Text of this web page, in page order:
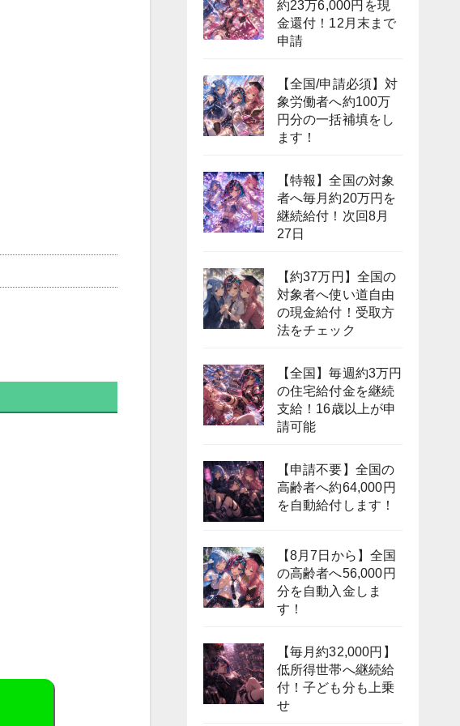
約23万6,000円を現
金還付！12月末まで
申請
【全国/申請必須】対
象労働者へ約100万
円分の一括補填をし
ます！
【特報】全国の対象
者へ毎月約20万円を
継続給付！次回8月
27日
【約37万円】全国の
対象者へ使い道自由
の現金給付！受取方
法をチェック
【全国】毎週約3万円
の住宅給付金を継続
支給！16歳以上が申
請可能
【申請不要】全国の
高齢者へ約64,000円
を自動給付します！
【8月7日から】全国
の高齢者へ56,000円
分を自動入金しま
す！
【毎月約32,000円】
低所得世帯へ継続給
付！子ども分も上乗
せ